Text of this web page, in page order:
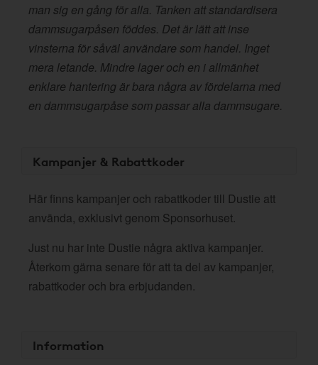
man sig en gång för alla. Tanken att standardisera
dammsugarpåsen föddes. Det är lätt att inse
vinsterna för såväl användare som handel. Inget
mera letande. Mindre lager och en i allmänhet
enklare hantering är bara några av fördelarna med
en dammsugarpåse som passar alla dammsugare.
Kampanjer & Rabattkoder
Här finns kampanjer och rabattkoder till Dustie att
använda, exklusivt genom Sponsorhuset.
Just nu har inte Dustie några aktiva kampanjer.
Återkom gärna senare för att ta del av kampanjer,
rabattkoder och bra erbjudanden.
Information